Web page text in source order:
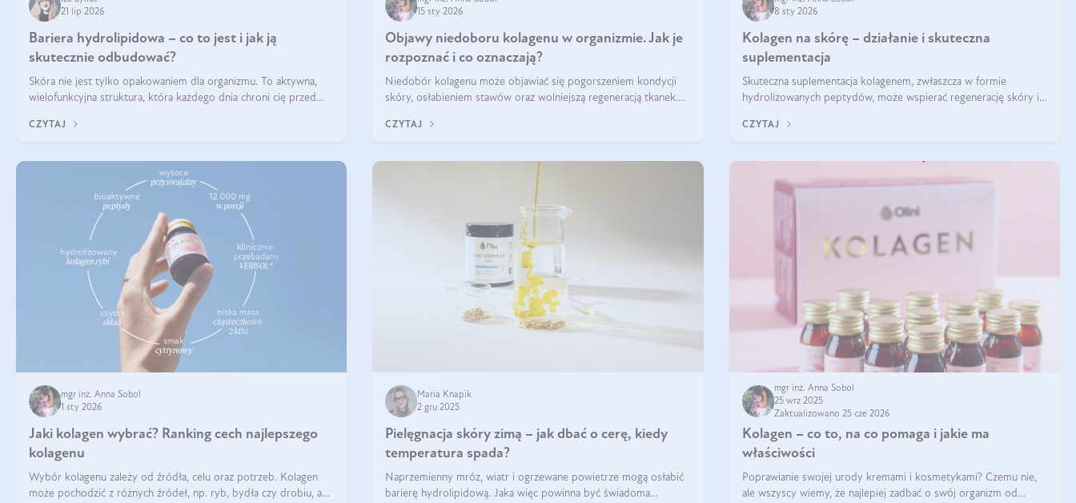
21 lip 2026
Bariera hydrolipidowa – co to jest i jak ją
skutecznie odbudować?
Skóra nie jest tylko opakowaniem dla organizmu. To aktywna,
wielofunkcyjna struktura, która każdego dnia chroni cię przed
środowiskowymi. Jednym z jej kluczowych elementów jest
CZYTAJ
15 sty 2026
Objawy niedoboru kolagenu w organizmie. Jak je
rozpoznać i co oznaczają?
Niedobór kolagenu może objawiać się pogorszeniem kondycji
skóry, osłabieniem stawów oraz wolniejszą regeneracją tkanek.
skóry, bóle stawów, łamliwość paznokci oraz osłabienie włosów.
CZYTAJ
8 sty 2026
Kolagen na skórę – działanie i skuteczna
suplementacja
Skuteczna suplementacja kolagenem, zwłaszcza w formie
hydrolizowanych peptydów, może wspierać regenerację skóry i
regularnością stosowania.
CZYTAJ
mgr inż. Anna Sobol
1 sty 2026
Jaki kolagen wybrać? Ranking cech najlepszego
kolagenu
Wybór kolagenu zależy od źródła, celu oraz potrzeb. Kolagen
może pochodzić z różnych źródeł, np. ryb, bydła czy drobiu, a
Maria Knapik
2 gru 2025
Pielęgnacja skóry zimą – jak dbać o cerę, kiedy
temperatura spada?
Naprzemienny mróz, wiatr i ogrzewane powietrze mogą osłabić
barierę hydrolipidową. Jaka więc powinna być świadoma
mgr inż. Anna Sobol
25 wrz 2025
Zaktualizowano 25 cze 2026
Kolagen – co to, na co pomaga i jakie ma
właściwości
Poprawianie swojej urody kremami i kosmetykami? Czemu nie,
ale wszyscy wiemy, że najlepiej zadbać o swój organizm od